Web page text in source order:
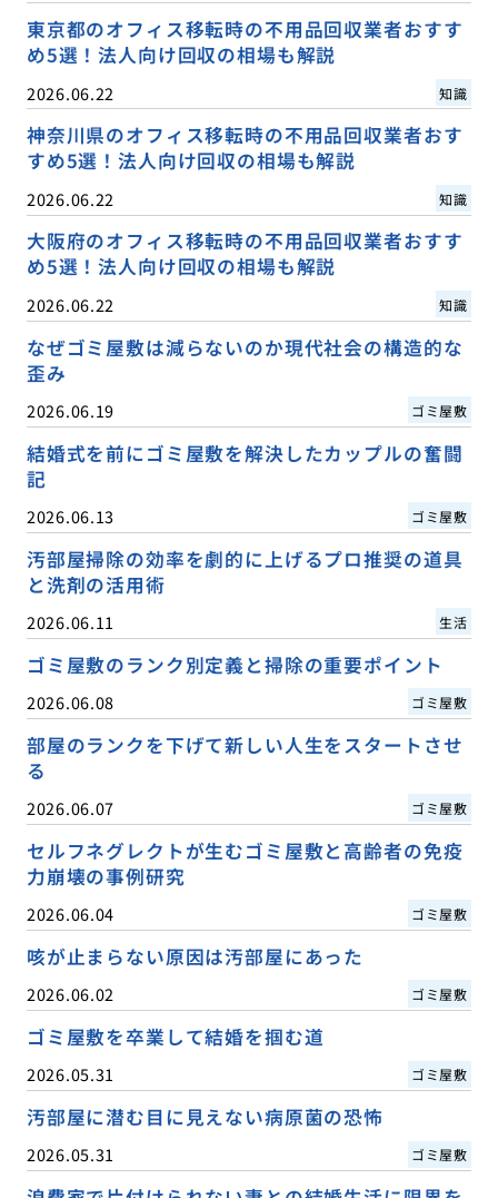
東京都のオフィス移転時の不用品回収業者おすす
め5選！法人向け回収の相場も解説
2026.06.22 知識
神奈川県のオフィス移転時の不用品回収業者おす
すめ5選！法人向け回収の相場も解説
2026.06.22 知識
大阪府のオフィス移転時の不用品回収業者おすす
め5選！法人向け回収の相場も解説
2026.06.22 知識
なぜゴミ屋敷は減らないのか現代社会の構造的な
歪み
2026.06.19 ゴミ屋敷
結婚式を前にゴミ屋敷を解決したカップルの奮闘
記
2026.06.13 ゴミ屋敷
汚部屋掃除の効率を劇的に上げるプロ推奨の道具
と洗剤の活用術
2026.06.11 生活
ゴミ屋敷のランク別定義と掃除の重要ポイント
2026.06.08 ゴミ屋敷
部屋のランクを下げて新しい人生をスタートさせ
る
2026.06.07 ゴミ屋敷
セルフネグレクトが生むゴミ屋敷と高齢者の免疫
力崩壊の事例研究
2026.06.04 ゴミ屋敷
咳が止まらない原因は汚部屋にあった
2026.06.02 ゴミ屋敷
ゴミ屋敷を卒業して結婚を掴む道
2026.05.31 ゴミ屋敷
汚部屋に潜む目に見えない病原菌の恐怖
2026.05.31 ゴミ屋敷